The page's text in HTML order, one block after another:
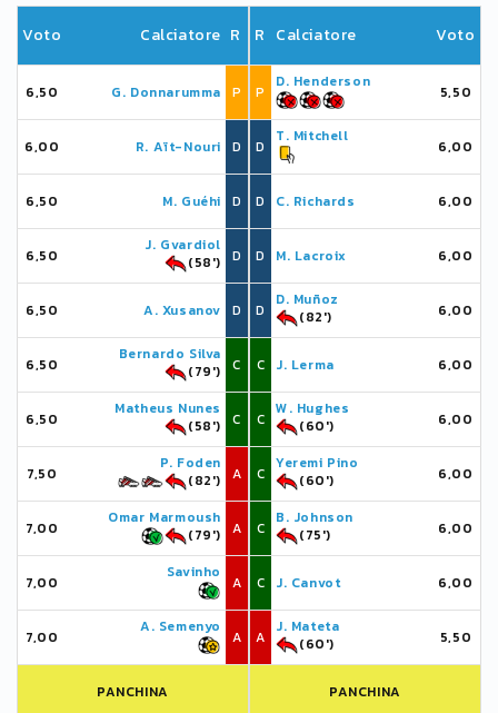
Voto Calciatore R
6,50 G. Donnarumma P
6,00 R. Aït-Nouri D
6,50 M. Guéhi D
6,50
J. Gvardiol
(58')
D
6,50 A. Xusanov D
6,50
Bernardo Silva
(79')
C
6,50
Matheus Nunes
(58')
C
7,50
P. Foden
(82')
A
7,00
Omar Marmoush
(79')
A
7,00
Savinho
A
7,00
A. Semenyo
A
PANCHINA
R Calciatore Voto
P
D. Henderson
5,50
D
T. Mitchell
6,00
D C. Richards 6,00
D M. Lacroix 6,00
D
D. Muñoz
(82')
6,00
C J. Lerma 6,00
C
W. Hughes
(60')
6,00
C
Yeremi Pino
(60')
6,00
C
B. Johnson
(75')
6,00
C J. Canvot 6,00
A
J. Mateta
(60')
5,50
PANCHINA